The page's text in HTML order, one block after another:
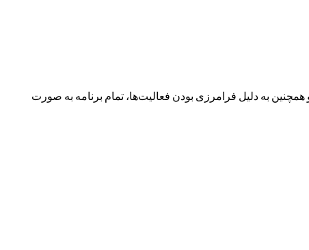
به دلیل فرامرزی بودن فعالیت‌ها، تمام برنامه به صورت